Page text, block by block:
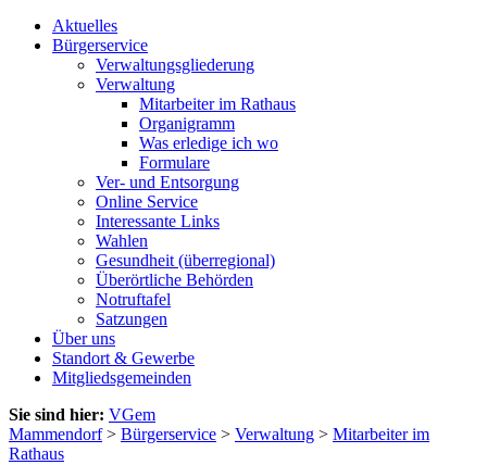
Aktuelles
Bürgerservice
Verwaltungsgliederung
Verwaltung
Mitarbeiter im Rathaus
Organigramm
Was erledige ich wo
Formulare
Ver- und Entsorgung
Online Service
Interessante Links
Wahlen
Gesundheit (überregional)
Überörtliche Behörden
Notruftafel
Satzungen
Über uns
Standort & Gewerbe
Mitgliedsgemeinden
Sie sind hier: VGem
Mammendorf> Bürgerservice > Verwaltung > Mitarbeiter im
Rathaus